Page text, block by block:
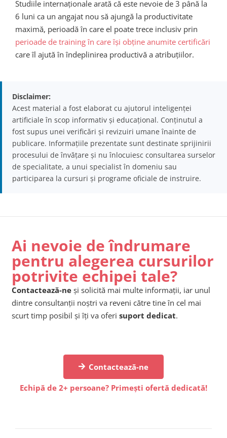
Studiile internaționale arată că este nevoie de 3 până la
6 luni ca un angajat nou să ajungă la productivitate
maximă, perioadă în care el poate trece inclusiv prin
perioade de training în care își obține anumite certificări
care îl ajută în îndeplinirea productivă a atribuțiilor.
Disclaimer:
Acest material a fost elaborat cu ajutorul inteligenței
artificiale în scop informativ și educațional. Conținutul a
fost supus unei verificări și revizuiri umane înainte de
publicare. Informațiile prezentate sunt destinate sprijinirii
procesului de învățare și nu înlocuiesc consultarea surselor
de specialitate, a unui specialist în domeniu sau
participarea la cursuri și programe oficiale de instruire.
Ai nevoie de îndrumare
pentru alegerea cursurilor
potrivite echipei tale?
Contactează-ne și solicită mai multe informații, iar unul
dintre consultanții noștri va reveni către tine în cel mai
scurt timp posibil și îți va oferi suport dedicat.
Contactează-ne
Echipă de 2+ persoane? Primești ofertă dedicată!